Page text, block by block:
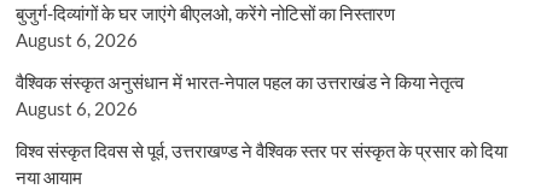
बुजुर्ग-दिव्यांगों के घर जाएंगे बीएलओ, करेंगे नोटिसों का निस्तारण
August 6, 2026
वैश्विक संस्कृत अनुसंधान में भारत-नेपाल पहल का उत्तराखंड ने किया नेतृत्व
August 6, 2026
विश्व संस्कृत दिवस से पूर्व, उत्तराखण्ड ने वैश्विक स्तर पर संस्कृत के प्रसार को दिया
नया आयाम